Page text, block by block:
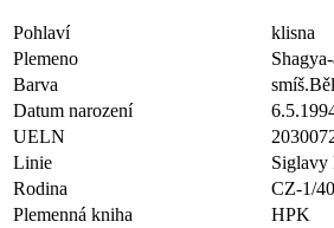
Pohlaví
klisna
Plemeno
Barva
Datum narození
UELN
Linie
Siglavy
Rodina
CZ-1/
Plemenná kniha
HPK